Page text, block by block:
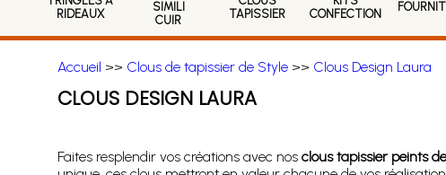
RIDEAUX
SIMILI
CUIR
TAPISSIER
CONFECTION
Accueil >> Clous de tapissier de Style>> Clous Design Laura
CLOUS DESIGN LAURA
Faites resplendir vos créations avec nos clous tapissier peints